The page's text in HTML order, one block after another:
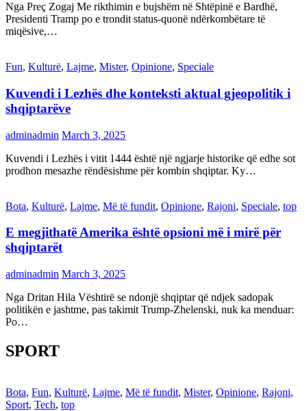
Nga Preç Zogaj Me rikthimin e bujshëm në Shtëpinë e Bardhë,
Presidenti Tramp po e trondit status-quonë ndërkombëtare të
miqësive,…
Fun, Kulturë, Lajme, Mister, Opinione, Speciale
Kuvendi i Lezhës dhe konteksti aktual gjeopolitik i
shqiptarëve
adminadmin March 3, 2025
Kuvendi i Lezhës i vitit 1444 është një ngjarje historike që edhe sot
prodhon mesazhe rëndësishme për kombin shqiptar. Ky…
Bota, Kulturë, Lajme, Më të fundit, Opinione, Rajoni, Speciale, top
E megjithatë Amerika është opsioni më i mirë për
shqiptarët
adminadmin March 3, 2025
Nga Dritan Hila Vështirë se ndonjë shqiptar që ndjek sadopak
politikën e jashtme, pas takimit Trump-Zhelenski, nuk ka menduar:
Po…
SPORT
Bota, Fun, Kulturë, Lajme, Më të fundit, Mister, Opinione, Rajoni,
Sport, Tech, top